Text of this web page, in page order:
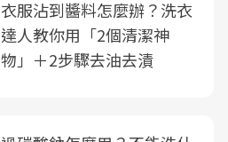
衣服沾到醬料怎麼辦？洗衣
達人教你用「2個清潔神
物」＋2步驟去油去漬